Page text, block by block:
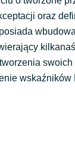
oraz
swoich
wskaźników